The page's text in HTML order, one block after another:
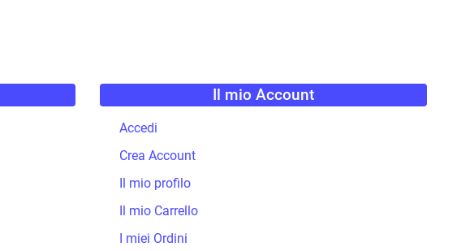
Il mio Account
Accedi
Crea Account
Il mio profilo
Il mio Carrello
I miei Ordini